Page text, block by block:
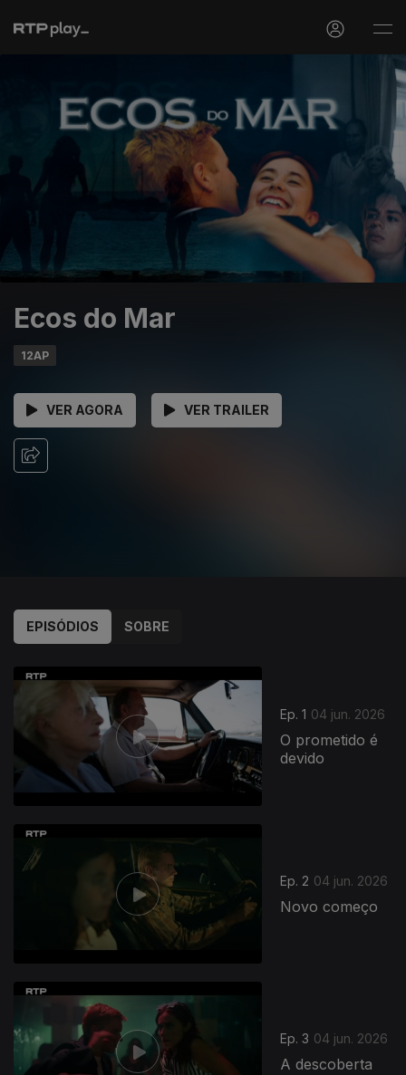
Ecos do Mar
12AP
VER AGORA VER TRAILER
EPISÓDIOS SOBRE
Ep. 1 04 jun. 2026
O prometido é
devido
Ep. 2 04 jun. 2026
Novo começo
Ep. 3 04 jun. 2026
A descoberta